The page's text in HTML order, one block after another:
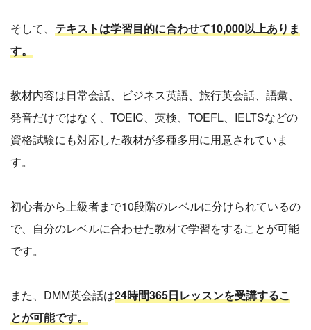
そして、 テキストは学習目的に合わせて10,000以上ありま
す。
教材内容は日常会話、ビジネス英語、旅行英会話、語彙、
発音だけではなく、TOEIC、英検、TOEFL、IELTSなどの
資格試験にも対応した教材が多種多用に用意されていま
す。
初心者から上級者まで10段階のレベルに分けられているの
で、自分のレベルに合わせた教材で学習をすることが可能
です。
また、DMM英会話は24時間365日レッスンを受講するこ
とが可能です。